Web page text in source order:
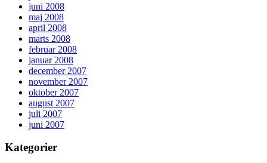
juni 2008
maj 2008
april 2008
marts 2008
februar 2008
januar 2008
december 2007
november 2007
oktober 2007
august 2007
juli 2007
juni 2007
Kategorier